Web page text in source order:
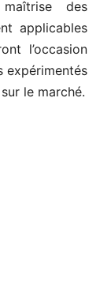
des
applicables
l’occasion
expérimentés
le marché.